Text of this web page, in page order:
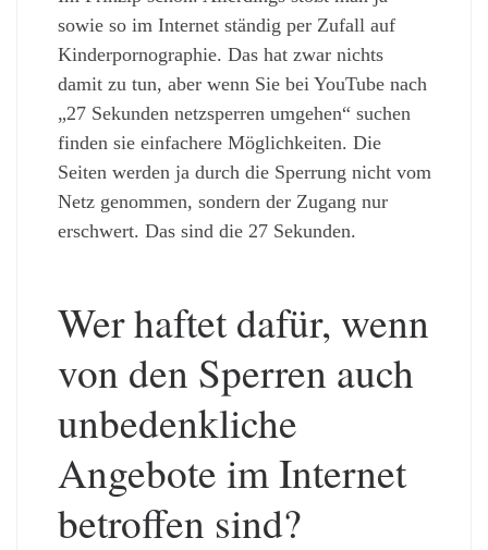
sowie so im Internet ständig per Zufall auf
Kinderpornographie. Das hat zwar nichts
damit zu tun, aber wenn Sie bei YouTube nach
„27 Sekunden netzsperren umgehen“ suchen
finden sie einfachere Möglichkeiten. Die
Seiten werden ja durch die Sperrung nicht vom
Netz genommen, sondern der Zugang nur
erschwert. Das sind die 27 Sekunden.
Wer haftet dafür, wenn
von den Sperren auch
unbedenkliche
Angebote im Internet
betroffen sind?